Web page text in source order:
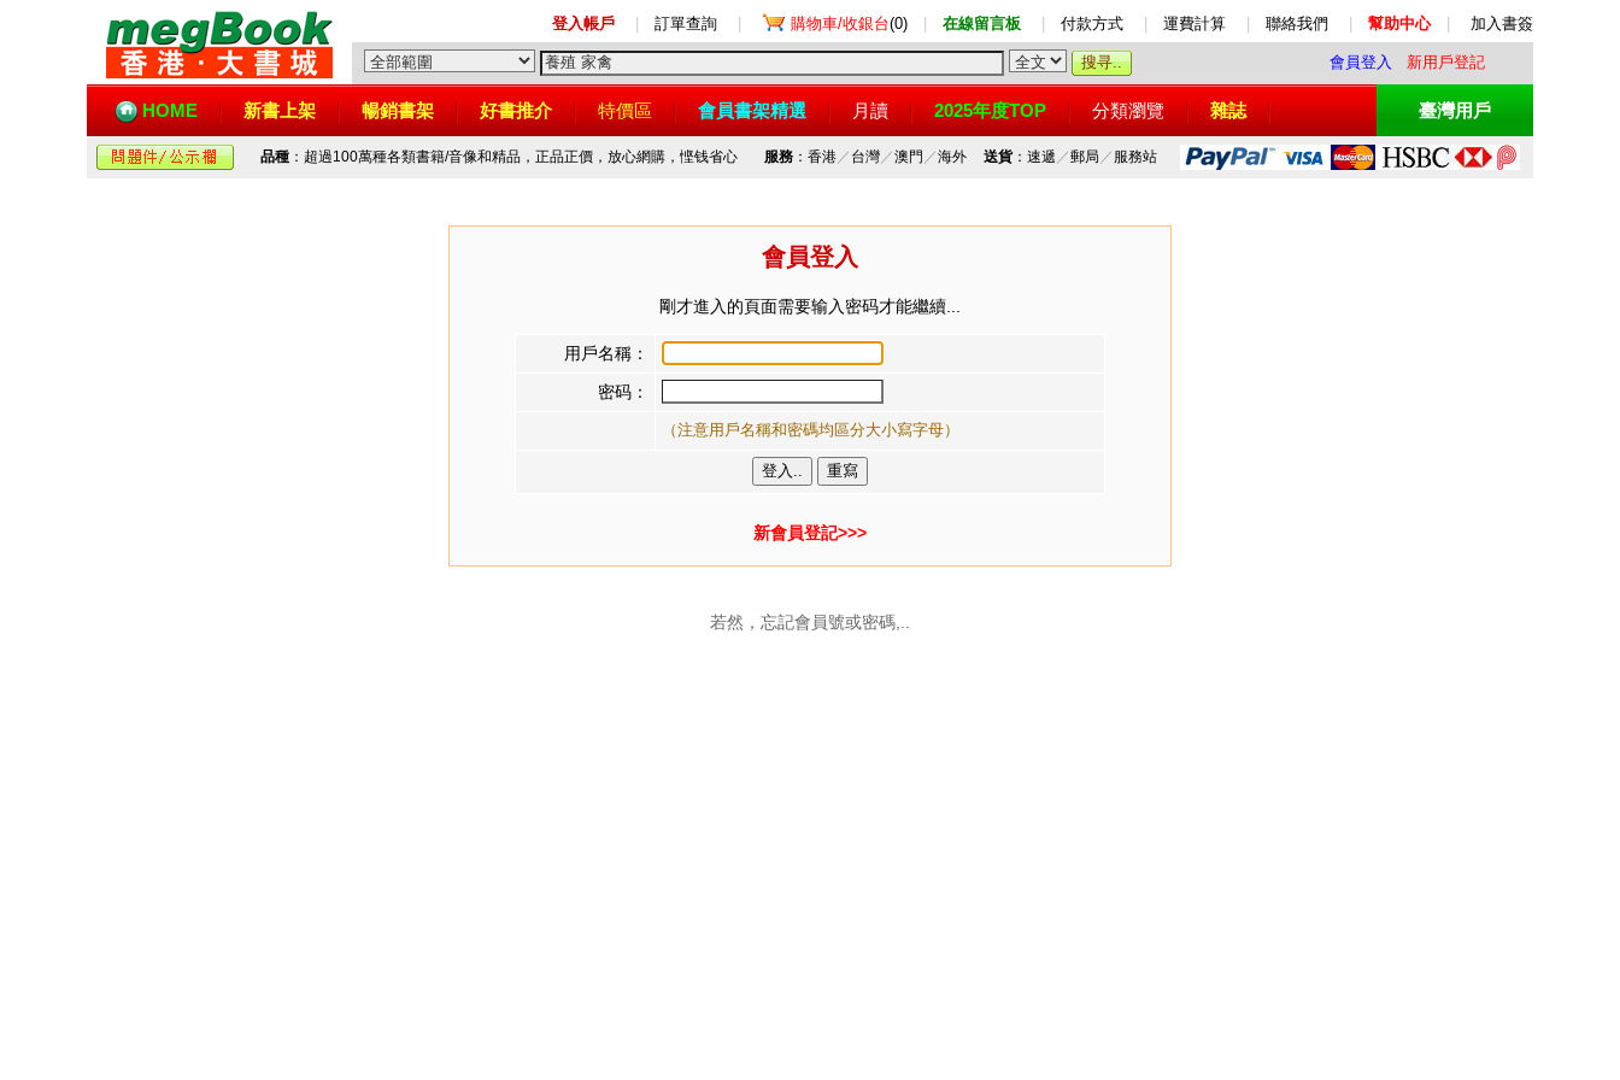
登入帳戶 訂單查詢 購物車/收銀台(0) 在線留言板 付款方式 運費計算 聯絡我們 幫助中心 加入書簽
會員登入 新用戶登記
HOME 新書上架 暢銷書架 好書推介 特價區 會員書架精選 月讀 2025年度TOP 分類瀏覽 雜誌 臺灣用戶
品種 ：超過100萬種各類書籍/音像和精品，正品正價，放心網購，悭钱省心 服務：香港／ 台灣／澳門 ／海外 送貨：速遞 ／郵局 ／ 服務站
會員登入
剛才進入的頁面需要输入密码才能繼續...
用戶名稱：
密码：
（注意用戶名稱和密碼均區分大小寫字母）
新會員登記>>>
若然，忘記會員號或密碼,..